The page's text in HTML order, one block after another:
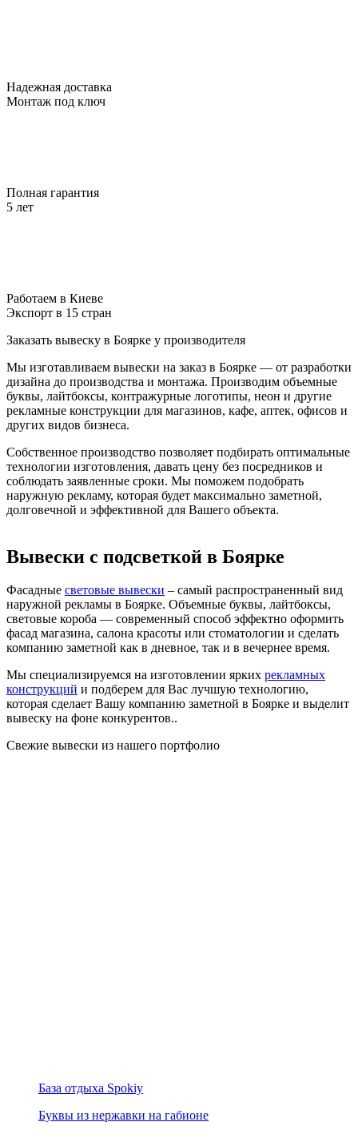
Надежная доставка
Монтаж под ключ
Полная гарантия
5 лет
Работаем в Киеве
Экспорт в 15 стран
Заказать вывеску в Боярке у производителя
Мы изготавливаем вывески на заказ в Боярке — от разработки
дизайна до производства и монтажа. Производим объемные
буквы, лайтбоксы, контражурные логотипы, неон и другие
рекламные конструкции для магазинов, кафе, аптек, офисов и
других видов бизнеса.
Собственное производство позволяет подбирать оптимальные
технологии изготовления, давать цену без посредников и
соблюдать заявленные сроки. Мы поможем подобрать
наружную рекламу, которая будет максимально заметной,
долговечной и эффективной для Вашего объекта.
Вывески с подсветкой в Боярке
Фасадные световые вывески – самый распространенный вид
наружной рекламы в Боярке. Объемные буквы, лайтбоксы,
световые короба — современный способ эффектно оформить
фасад магазина, салона красоты или стоматологии и сделать
компанию заметной как в дневное, так и в вечернее время.
Мы специализируемся на изготовлении ярких рекламных
конструкций и подберем для Вас лучшую технологию,
которая сделает Вашу компанию заметной в Боярке и выделит
вывеску на фоне конкурентов..
Свежие вывески из нашего портфолио
База отдыха Spokiy
Буквы из нержавки на габионе